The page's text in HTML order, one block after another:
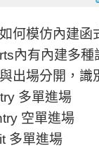
何模仿內建函
內有內建多種
出場分開，識
多單進場
空單進場
多單進場